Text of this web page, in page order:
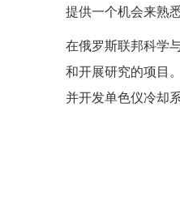
提供一个机会来熟
在俄罗斯联邦科学
和开展研究的项目
并开发单色仪冷却